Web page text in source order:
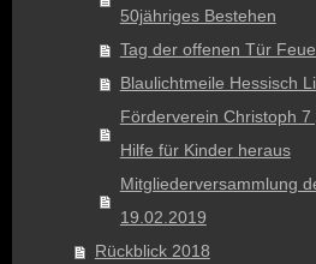
50jähriges Bestehen
Tag der offenen Tür
Blaulichtmeile Hessisch
Förderverein Christoph
Hilfe für Kinder heraus
Mitgliederversammlung
19.02.2019
Rückblick 2018